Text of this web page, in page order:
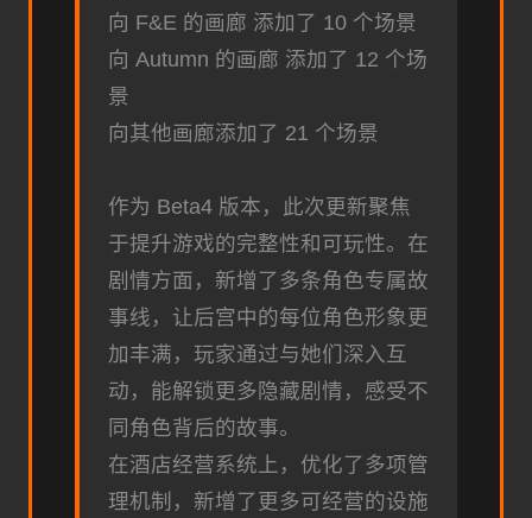
向 F&E 的画廊 添加了 10 个场景
向 Autumn 的画廊 添加了 12 个场
景
向其他画廊添加了 21 个场景
作为 Beta4 版本，此次更新聚焦
于提升游戏的完整性和可玩性。在
剧情方面，新增了多条角色专属故
事线，让后宫中的每位角色形象更
加丰满，玩家通过与她们深入互
动，能解锁更多隐藏剧情，感受不
同角色背后的故事。
在酒店经营系统上，优化了多项管
理机制，新增了更多可经营的设施